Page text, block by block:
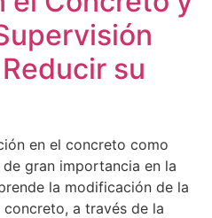
su
en el concreto como
gran importancia en la
la modificación de la
a través de la